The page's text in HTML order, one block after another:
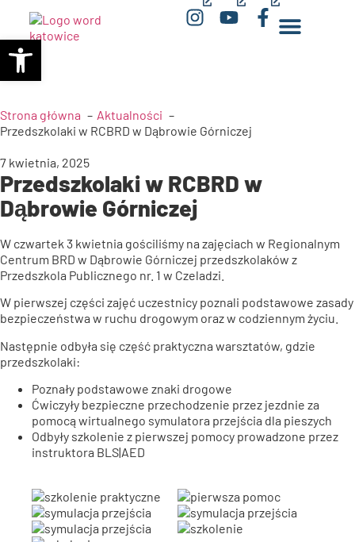
Otwórz pasek narzędzi
(opens(opens(opens
Strona główna
Aktualności
Przedszkolaki w RCBRD w Dąbrowie Górniczej
7 kwietnia, 2025
Przedszkolaki w RCBRD w
Dąbrowie Górniczej
W czwartek 3 kwietnia gościliśmy na zajęciach w Regionalnym
Centrum BRD w Dąbrowie Górniczej przedszkolaków z
Przedszkola Publicznego nr. 1 w Czeladzi.
W pierwszej części zajęć uczestnicy poznali podstawowe zasady
bezpieczeństwa w ruchu drogowym oraz w codziennym życiu.
Następnie odbyła się część praktyczna warsztatów, gdzie
przedszkolaki:
Poznały podstawowe znaki drogowe
Ćwiczyły bezpieczne przechodzenie przez jezdnie za
pomocą wirtualnego symulatora przejścia dla pieszych
Odbyły szkolenie z pierwszej pomocy prowadzone przez
instruktora BLS|AED